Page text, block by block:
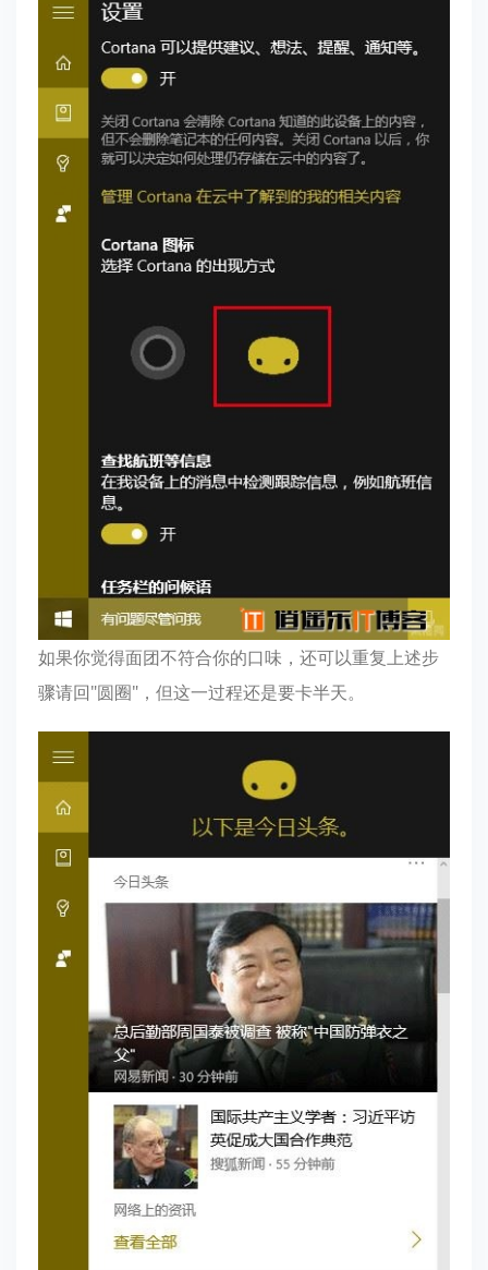
如果你觉得面团不符合你的口味，还可以重复上述步
骤请回"圆圈"，但这一过程还是要卡半天。